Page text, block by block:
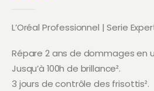
L’Oréal Professionnel | Serie
Répare 2 ans de dommages en
Jusqu’à 100h de brillance².
3 jours de contrôle des frisottis².